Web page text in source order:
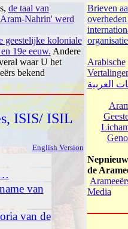
de taal van
Aram-Nahrin' werd
geestelijke koloniale
19e eeuw. Andere
waar U het
bekend
ISIS/ ISIL
English Version
van
van de
Brieven
overheden
Arabische
العربية
de
Media